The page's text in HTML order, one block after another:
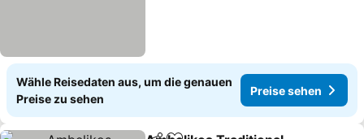
Wähle Reisedaten aus, um die genauen
Preise zu sehen
Preise sehen